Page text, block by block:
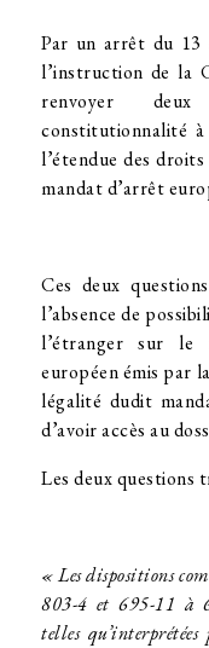
Par un arrêt du 13
l’instruction de la
renvoyer
constitutionnalité
l’étendue des
mandat d’arrêt
Ces deux
l’absence de
l’étranger sur le
européen émis par
légalité dudit
d’avoir accès au
Les deux questions
« Les dispositions
803-4 et 695-11 à
telles